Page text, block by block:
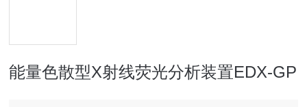
能量色散型X射线荧光分析装置EDX-GP